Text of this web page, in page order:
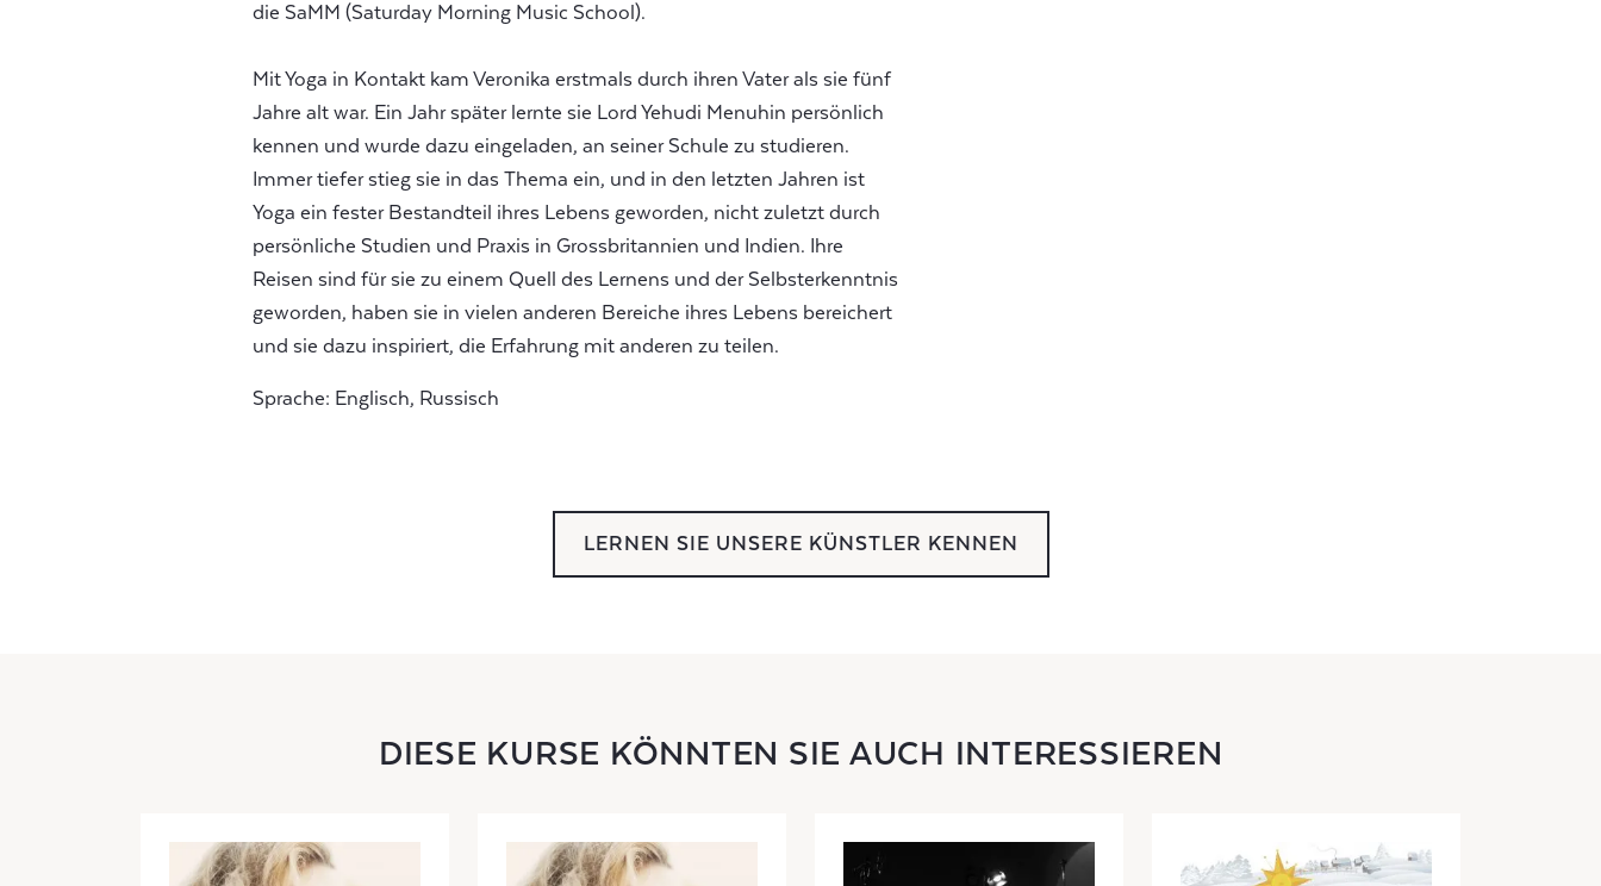
die SaMM (Saturday Morning Music School).
Mit Yoga in Kontakt kam Veronika erstmals durch ihren Vater als sie fünf
Jahre alt war. Ein Jahr später lernte sie Lord Yehudi Menuhin persönlich
kennen und wurde dazu eingeladen, an seiner Schule zu studieren.
Immer tiefer stieg sie in das Thema ein, und in den letzten Jahren ist
Yoga ein fester Bestandteil ihres Lebens geworden, nicht zuletzt durch
persönliche Studien und Praxis in Grossbritannien und Indien. Ihre
Reisen sind für sie zu einem Quell des Lernens und der Selbsterkenntnis
geworden, haben sie in vielen anderen Bereiche ihres Lebens bereichert
und sie dazu inspiriert, die Erfahrung mit anderen zu teilen.
Sprache: Englisch, Russisch
LERNEN SIE UNSERE KÜNSTLER KENNEN
DIESE KURSE KÖNNTEN SIE AUCH INTERESSIEREN